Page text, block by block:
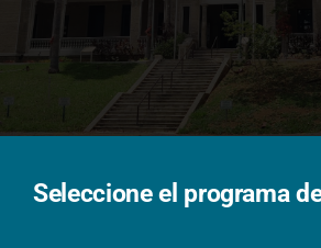
Solicita información
Seleccione el programa